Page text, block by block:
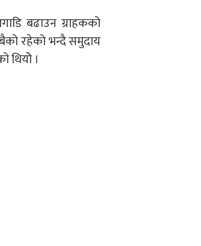
बढाउन ग्राहकको
रहेको भन्दै समुदाय
थियोे ।